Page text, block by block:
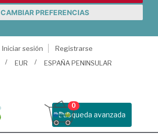
CAMBIAR PREFERENCIAS
Iniciar sesión
Registrarse
EUR ESPAÑA PENINSULAR
Busqueda avanzada
0